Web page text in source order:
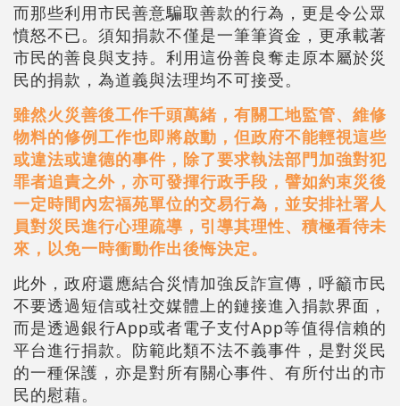
而那些利用市民善意騙取善款的行為，更是令公眾
憤怒不已。須知捐款不僅是一筆筆資金，更承載著
市民的善良與支持。利用這份善良奪走原本屬於災
民的捐款，為道義與法理均不可接受。
雖然火災善後工作千頭萬緒，有關工地監管、維修
物料的修例工作也即將啟動，但政府不能輕視這些
或違法或違德的事件，除了要求執法部門加強對犯
罪者追責之外，亦可發揮行政手段，譬如約束災後
一定時間內宏福苑單位的交易行為，並安排社署人
員對災民進行心理疏導，引導其理性、積極看待未
來，以免一時衝動作出後悔決定。
此外，政府還應結合災情加強反詐宣傳，呼籲市民
不要透過短信或社交媒體上的鏈接進入捐款界面，
而是透過銀行App或者電子支付App等值得信賴的
平台進行捐款。防範此類不法不義事件，是對災民
的一種保護，亦是對所有關心事件、有所付出的市
民的慰藉。